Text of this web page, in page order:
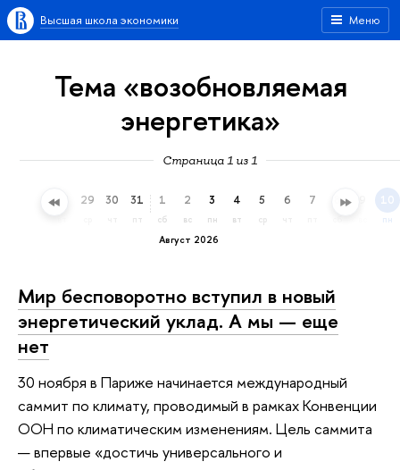
Меню
Высшая школа экономики
Тема «возобновляемая
энергетика»
Страница 1 из 1
28 29 30 31
пт
Август 2026
1
сб
2
вс
3
пн
4
вт
5
ср
6 7 8 10
пн
Мир бесповоротно вступил в новый
энергетический уклад. А мы — еще
нет
30 ноября в Париже начинается международный
саммит по климату, проводимый в рамках Конвенции
ООН по климатическим изменениям. Цель саммита
— впервые «достичь универсального и